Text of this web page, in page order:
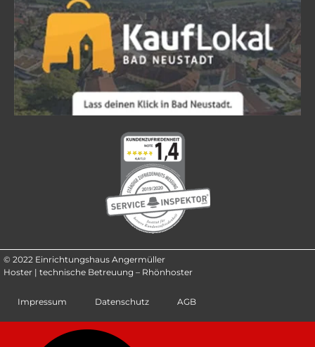
© 2022 Einrichtungshaus Angermüller
Hoster | technische Betreuung – Rhönhoster
Impressum Datenschutz AGB